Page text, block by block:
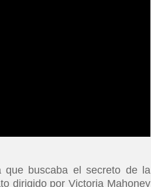
que buscaba el secreto de la
dirigido por Victoria Mahoney